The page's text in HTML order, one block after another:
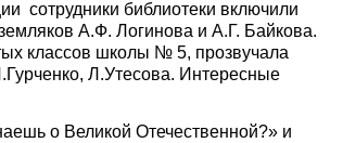
сотрудники библиотеки включили
А.Ф. Логинова и А.Г. Байкова.
классов школы № 5, прозвучала
Л.Утесова. Интересные
о Великой Отечественной?» и